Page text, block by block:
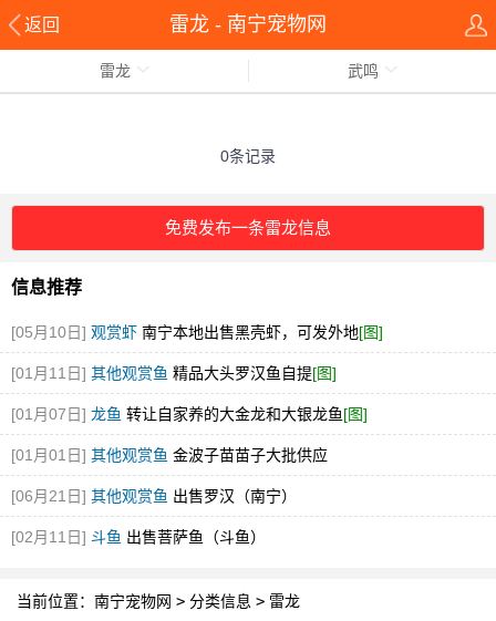
返回 雷龙 - 南宁宠物网
雷龙 武鸣
0条记录
免费发布一条雷龙信息
信息推荐
[05月10日] 观赏虾 南宁本地出售黑壳虾，可发外地[图]
[01月11日] 其他观赏鱼 精品大头罗汉鱼自提[图]
[01月07日] 龙鱼 转让自家养的大金龙和大银龙鱼[图]
[01月01日] 其他观赏鱼 金波子苗苗子大批供应
[06月21日] 其他观赏鱼 出售罗汉（南宁）
[02月11日] 斗鱼 出售菩萨鱼（斗鱼）
当前位置： 南宁宠物网 > 分类信息 > 雷龙